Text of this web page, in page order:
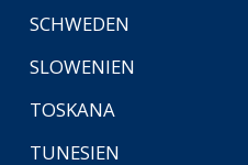
SCHWEDEN
SLOWENIEN
TOSKANA
TUNESIEN